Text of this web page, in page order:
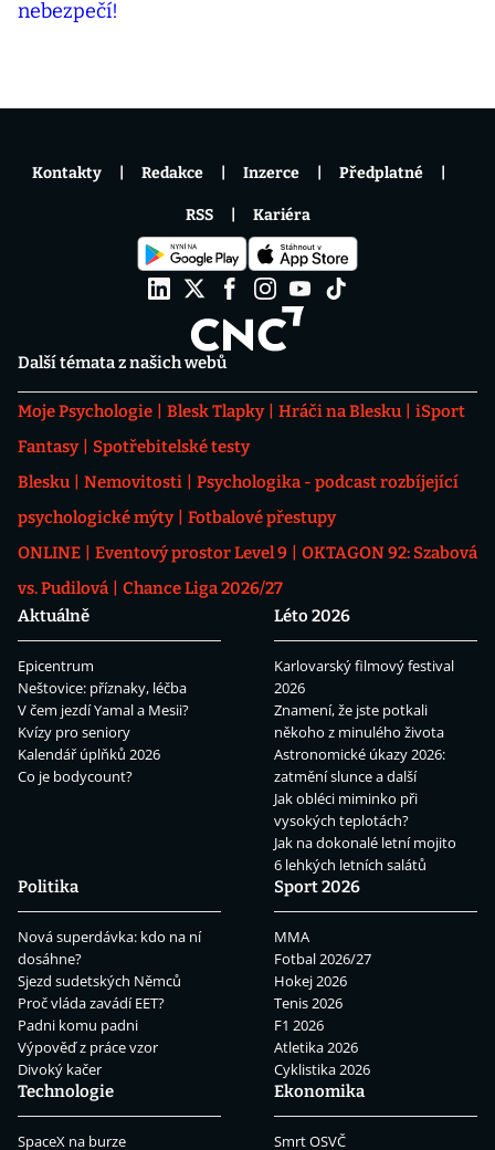
Další témata z našich webů
Moje Psychologie Blesk Tlapky Hráči na Blesku
iSport
Fantasy
Spotřebitelské testy
Blesku
Nemovitosti
Psychologika - podcast rozbíjející
psychologické mýty
Fotbalové přestupy
ONLINE
Eventový prostor Level 9
OKTAGON 92: Szabová
vs. Pudilová
Chance Liga 2026/27
Aktuálně
Epicentrum
Neštovice: příznaky, léčba
V čem jezdí Yamal a Mesii?
Kvízy pro seniory
Kalendář úplňků 2026
Co je bodycount?
Léto 2026
Karlovarský filmový festival
2026
Znamení, že jste potkali
někoho z minulého života
Astronomické úkazy 2026:
zatmění slunce a další
Jak obléci miminko při
vysokých teplotách?
Jak na dokonalé letní mojito
6 lehkých letních salátů
Politika
Nová superdávka: kdo na ní
dosáhne?
Sjezd sudetských Němců
Proč vláda zavádí EET?
Padni komu padni
Výpověď z práce vzor
Divoký kačer
Sport 2026
MMA
Fotbal 2026/27
Hokej 2026
Tenis 2026
F1 2026
Atletika 2026
Cyklistika 2026
Technologie
SpaceX na burze
Ekonomika
Smrt OSVČ
Kontakty Redakce Inzerce Předplatné
RSS Kariéra